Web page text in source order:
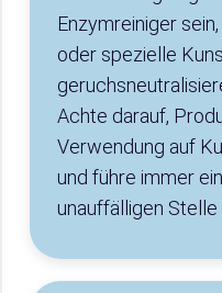
Enzymreiniger
oder spezielle
Achte darauf,
Verwendung auf
und führe immer
unauffälligen Stelle